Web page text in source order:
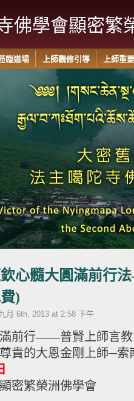
佛學會顯密繁
臨道場 上師觀修引導 上師重
心髓大圓滿前行
)
月 6th, 2013 at 2:58 下午
前行——普賢上師言
貴的大恩金剛上師─索
密繁榮洲佛學會